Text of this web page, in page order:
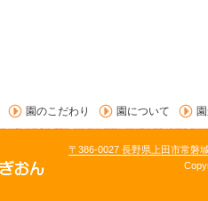
園のこだわり 園について
〒386-0027 長野県上田市常磐